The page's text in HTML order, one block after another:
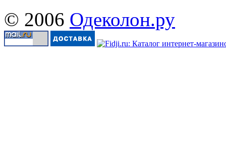
© 2006 Одеколон.ру